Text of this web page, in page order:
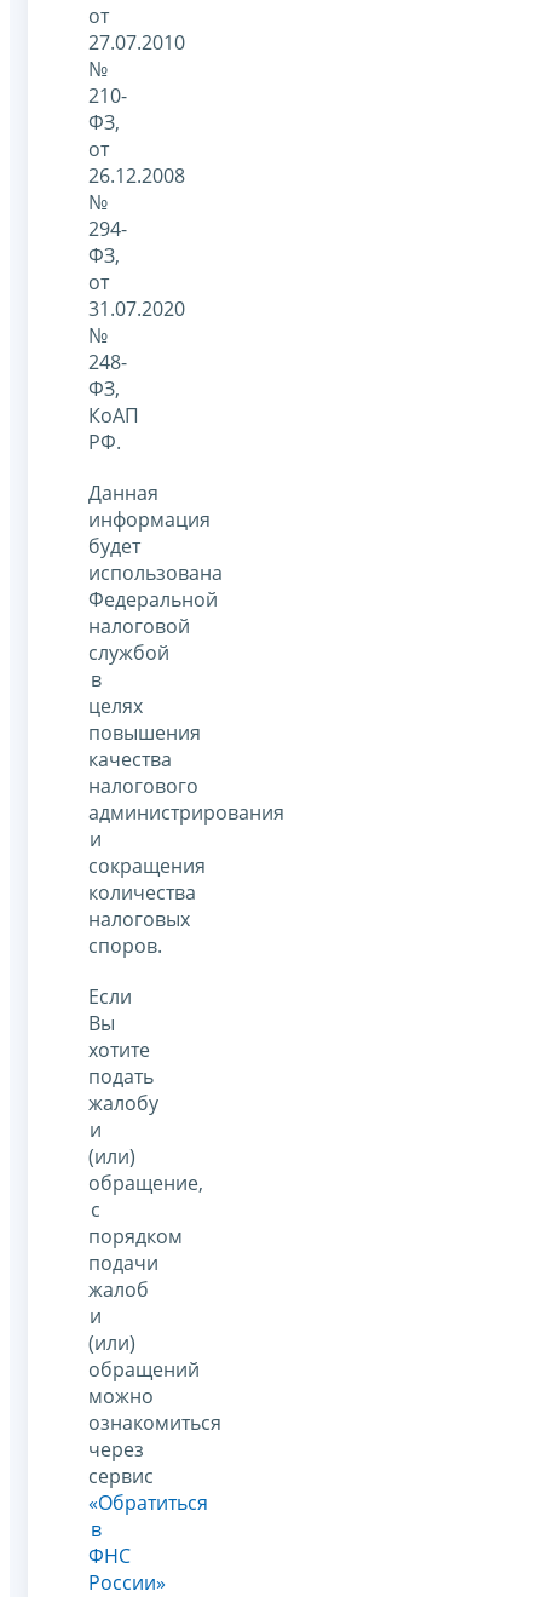
от
27.07.2010
№
210-
ФЗ,
от
26.12.2008
№
294-
ФЗ,
от
31.07.2020
№
248-
ФЗ,
КоАП
РФ.
Данная
информация
будет
использована
Федеральной
налоговой
службой
в
целях
повышения
качества
налогового
администрирования
и
сокращения
количества
налоговых
споров.
Если
Вы
хотите
подать
жалобу
и
(или)
обращение,
с
порядком
подачи
жалоб
и
(или)
обращений
можно
ознакомиться
через
сервис
«Обратиться
в
ФНС
России»